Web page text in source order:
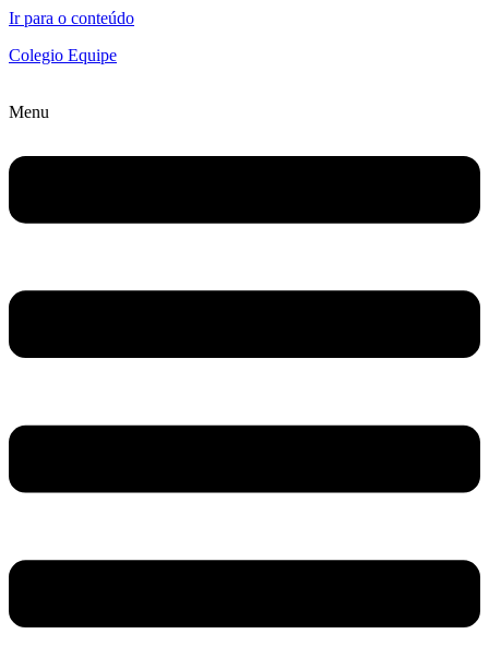
Ir para o conteúdo
Colegio Equipe
Menu